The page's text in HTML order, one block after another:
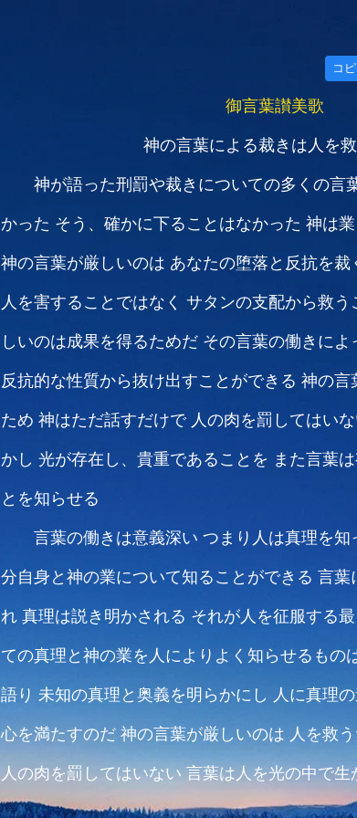
コ
御言葉讃美歌
神の言葉による裁きは人を
神が語った刑罰や裁きについての多くの言
かった そう、確かに下ることはなかった 神は
神の言葉が厳しいのは あなたの堕落と反抗を裁
人を害することではなく サタンの支配から救う
しいのは成果を得るためだ その言葉の働きによ
反抗的な性質から抜け出すことができる 神の言
ため 神はただ話すだけで 人の肉を罰してはい
かし 光が存在し、貴重であることを また言葉
とを知らせる
言葉の働きは意義深い つまり人は真理を
分自身と神の業について知ることができる 言葉
れ 真理は説き明かされる それが人を征服する
ての真理と神の業を人によりよく知らせるもの
語り 未知の真理と奥義を明らかにし 人に真理
心を満たすのだ 神の言葉が厳しいのは 人を救
人の肉を罰してはいない言葉は人を光の中で生
あることをまた言葉は有益で神は救いである